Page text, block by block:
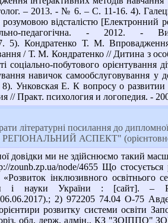
– 2013. - № 6. – С. 11-16. 4).
відсталістю
педагогічна. -
5). Кондратенко Т. М.
/ Т. М. Кондратенко // Дитина
соціально-побутового
навичок самообслуговування у
Унковская Е. К вопросу о развитии
// Практ. психология и логопедия. -
літературні посилання до
АСПЕКТ" (орієнтовно
довідки ми не здійснюємо такий
node/4655 Що
«Розвиток інклюзивного
України : [сайт]. – Режим
2) 972205 74.04 О-75
розвитку системи освіти
обл. держ. адмін., КЗ "ЗОІППО"